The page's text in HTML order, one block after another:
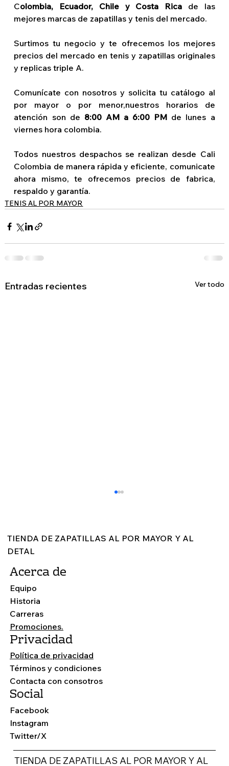
Colombia, Ecuador, Chile y Costa Rica de las
mejores marcas de zapatillas y tenis del mercado.
Surtimos tu negocio y te ofrecemos los mejores
precios del mercado en tenis y zapatillas originales
y replicas triple A.
Comunícate con nosotros y solicita tu catálogo al
por mayor o por menor,nuestros horarios de
atención son de 8:00 AM a 6:00 PM de lunes a
viernes hora colombia.
Todos nuestros despachos se realizan desde Cali
Colombia de manera rápida y eficiente, comunicate
ahora mismo, te ofrecemos precios de fabrica,
respaldo y garantía.
TENIS AL POR MAYOR
Entradas recientes Ver todo
ZAPATILLAS AL POR MAYOR CALI
TIENDA DE ZAPATILLAS AL POR MAYOR Y AL
DETAL
Acerca de
Equipo
Historia
Carreras
Promociones.
Privacidad
Política de privacidad
Términos y condiciones
Contacta con consotros
Social
Facebook
Instagram
Twitter/X
TIENDA DE ZAPATILLAS AL POR MAYOR Y AL